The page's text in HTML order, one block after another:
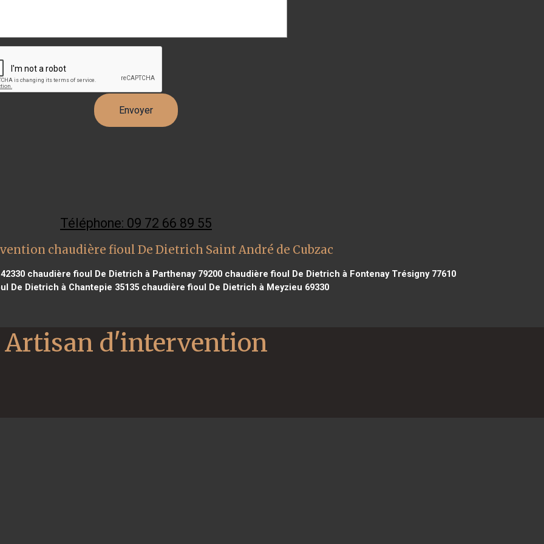
Téléphone: 09 72 66 89 55
chaudière fioul De Dietrich Saint André de Cubzac
chaudière fioul De Dietrich à Parthenay 79200 chaudière fioul De Dietrich à Fontenay Trésigny 77610
De Dietrich à Chantepie 35135chaudière fioul De Dietrich à Meyzieu 69330
Artisan d'intervention